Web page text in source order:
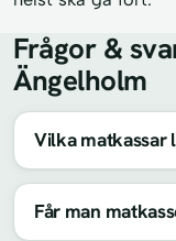
Frågor &
Ängelholm
Vilka matkassar
Får man